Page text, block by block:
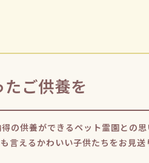
ご供養を
の供養ができるペット霊園との
言えるかわいい子供たちをお見送